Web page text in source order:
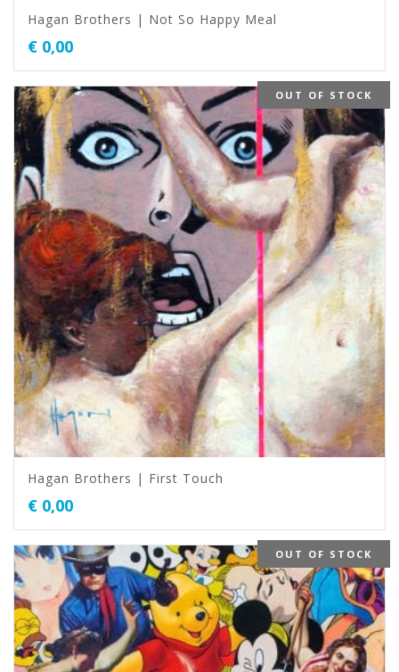
Hagan Brothers | Not So Happy Meal
€ 0,00
OUT OF STOCK
Hagan Brothers | First Touch
€ 0,00
OUT OF STOCK